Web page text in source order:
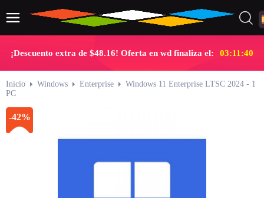
¡Descuento extra de $48.16! Oferta en wd finaliza el: 03:11:40
Inicio Windows Enterprise
Windows 11 Enterprise LTSC 2024 - 1
PC
-42%